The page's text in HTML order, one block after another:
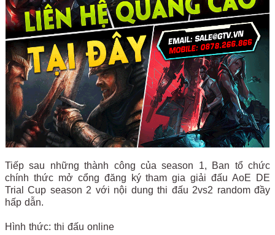
Tiếp sau những thành công của season 1, Ban tổ chức
chính thức mở cổng đăng ký tham gia giải đấu AoE DE
Trial Cup season 2 với nội dung thi đấu 2vs2 random đầy
hấp dẫn.
Hình thức: thi đấu online